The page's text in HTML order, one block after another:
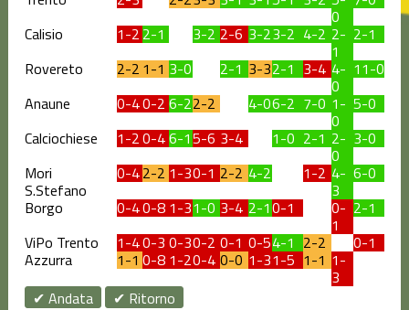
0
Calisio
1-2 2-1 3-2 2-6 3-23-2 4-2 2-
1
2-1
Rovereto
2-2 1-1 3-0 2-1 3-32-1 3-4 4-
0
11-0
Anaune
0-40-2 6-22-2 4-06-2 7-0 1-
0
5-0
Calciochiese
1-20-46-15-6 3-4 1-0 2-1 2-
0
3-0
Mori
S.Stefano
0-42-2 1-30-1 2-2 4-2 1-2 4-
3
6-0
Borgo
0-40-8 1-31-0 3-4 2-10-1 0-
1
2-1
ViPo Trento
1-40-3 0-30-2 0-1 0-54-1 2-2 0-1
Azzurra 1-1 0-8 1-20-4 0-0 1-31-5 1-1 1-
3
✔ Andata
✔ Ritorno